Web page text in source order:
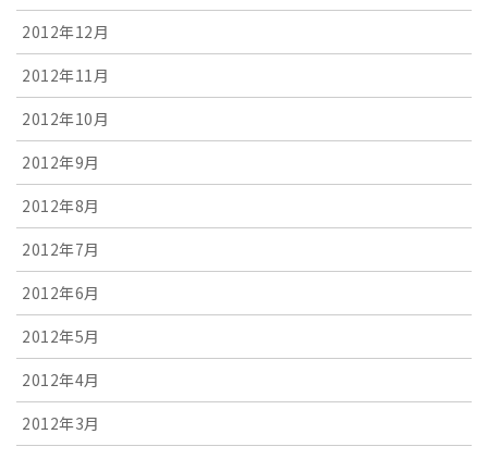
2012年12月
2012年11月
2012年10月
2012年9月
2012年8月
2012年7月
2012年6月
2012年5月
2012年4月
2012年3月